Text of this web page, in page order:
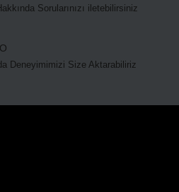
Sorularınızı iletebilirsiniz
Deneyimimizi Size Aktarabiliriz